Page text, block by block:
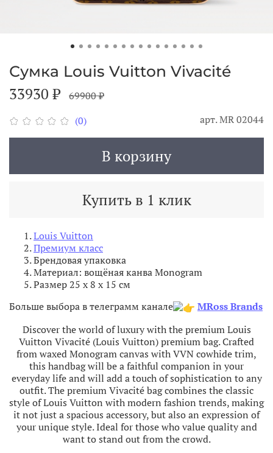
(0) арт.MR 02044
Сумка Louis Vuitton Vivacité
33930 ₽ 69900 ₽
В корзину
Купить в 1 клик
Louis Vuitton
Премиум класс
Брендовая упаковка
Материал: вощёная канва Monogram
Размер25 x 8 x 15 см
Больше выбора в телеграмм канале
MRoss Brands
Discover the world of luxury with the premium Louis
Vuitton Vivacité (Louis Vuitton) premium bag. Crafted
from waxed Monogram canvas with VVN cowhide trim,
this handbag will be a faithful companion in your
everyday life and will add a touch of sophistication to any
outfit. The premium Vivacité bag combines the classic
style of Louis Vuitton with modern fashion trends, making
it not just a spacious accessory, but also an expression of
your unique style. Ideal for those who value quality and
want to stand out from the crowd.